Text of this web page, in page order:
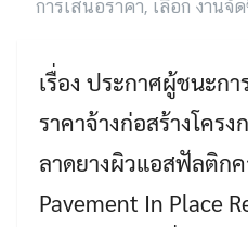
การเสนอราคา, เลือก งานจั
เรื่อง ประกาศผู้ชนะก
ราคาจ้างก่อสร้างโคร
ลาดยางผิวแอสฟัลติก
Pavement In Place